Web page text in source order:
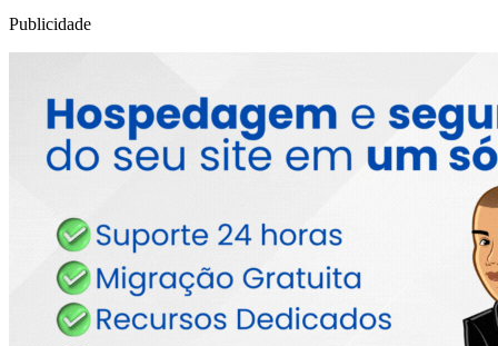
Publicidade